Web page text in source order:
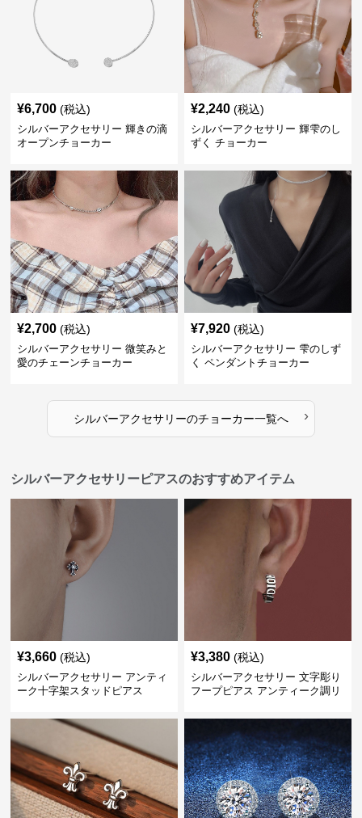
¥6,700 (税込)
シルバーアクセサリー 輝きの滴
オープンチョーカー
¥2,240 (税込)
シルバーアクセサリー 輝雫のし
ずく チョーカー
¥2,700 (税込)
シルバーアクセサリー 微笑みと
愛のチェーンチョーカー
¥7,920 (税込)
シルバーアクセサリー 雫のしず
く ペンダントチョーカー
シルバーアクセサリーのチョーカー一覧へ ›
シルバーアクセサリーピアスのおすすめアイテム
¥3,660 (税込)
シルバーアクセサリー アンティ
ーク十字架スタッドピアス
¥3,380 (税込)
シルバーアクセサリー 文字彫り
フープピアス アンティーク調リ